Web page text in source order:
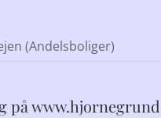
(Andelsboliger)
på